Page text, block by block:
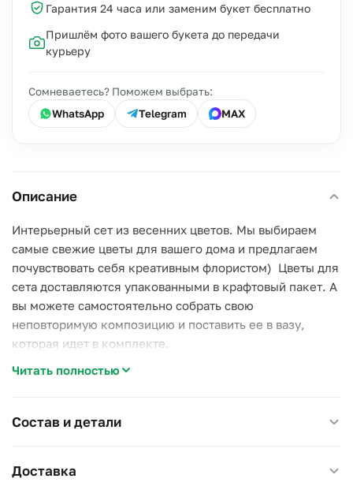
Гарантия 24 часа или заменим букет бесплатно
Пришлём фото вашего букета до передачи
курьеру
Сомневаетесь? Поможем выбрать:
WhatsApp
Telegram MAX
Описание
Интерьерный сет из весенних цветов. Мы выбираем
самые свежие цветы для вашего дома и предлагаем
почувствовать себя креативным флористом) Цветы для
сета доставляются упакованными в крафтовый пакет. А
вы можете самостоятельно собрать свою
неповторимую композицию и поставить ее в вазу,
которая идет в комплекте.
Нарциссы - 3 шт
Ранункулюс - 2 шт
Читать полностью
Состав и детали
Доставка